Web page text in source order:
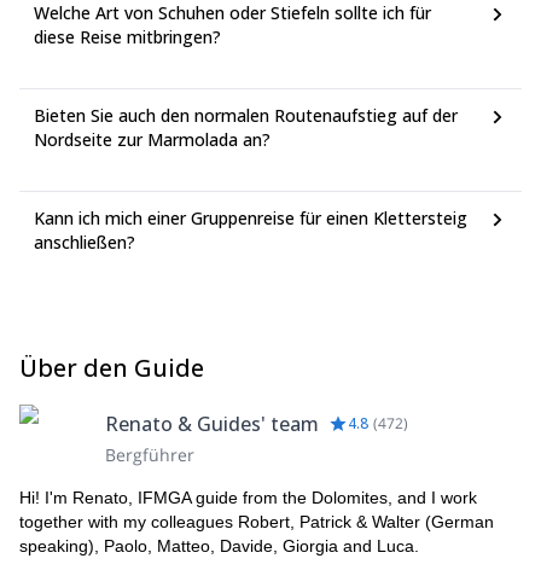
Welche Art von Schuhen oder Stiefeln sollte ich für
diese Reise mitbringen?
Bieten Sie auch den normalen Routenaufstieg auf der
Nordseite zur Marmolada an?
Kann ich mich einer Gruppenreise für einen Klettersteig
anschließen?
Über den Guide
Renato & Guides' team 4.8 (472)
Bergführer
Hi! I'm Renato, IFMGA guide from the Dolomites, and I work
together with my colleagues Robert, Patrick & Walter (German
speaking), Paolo, Matteo, Davide, Giorgia and Luca.